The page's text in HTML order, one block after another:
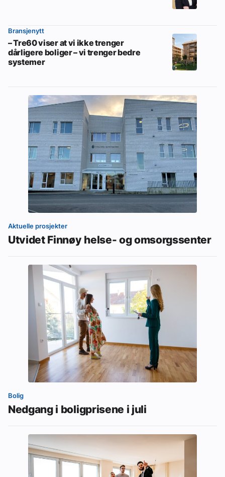
Bransjenytt
– Tre60 viser at vi ikke trenger
dårligere boliger – vi trenger bedre
systemer
Aktuelle prosjekter
Utvidet Finnøy helse- og omsorgssenter
Bolig
Nedgang i boligprisene i juli